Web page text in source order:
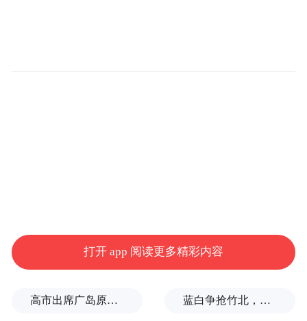
打开 app 阅读更多精彩内容
高市出席广岛原子弹轰炸纪念仪式，核立场模糊耐人寻味 蓝白争抢竹北，整合卡关！黄国昌：相信郑丽文会守诺